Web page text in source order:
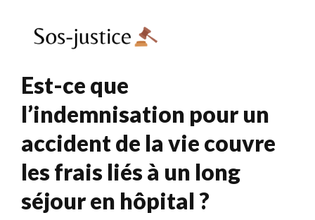
contenu
Est-ce que
l’indemnisation pour un
accident de la vie couvre
les frais liés à un long
séjour en hôpital ?